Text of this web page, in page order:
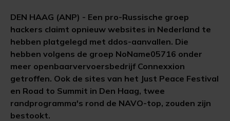
DEN HAAG (ANP) - Een pro-Russische groep
hackers claimt opnieuw websites in Nederland te
hebben platgelegd met ddos-aanvallen. Die
hebben volgens de groep NoName05716 onder
meer openbaarvervoersbedrijf Connexxion
getroffen. Ook de sites van het Just Peace Festival
en Road to Summit in Den Haag, twee
randprogramma's rond de NAVO-top, zouden zijn
bestookt.